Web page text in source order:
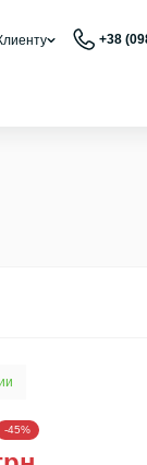
+38
-45%